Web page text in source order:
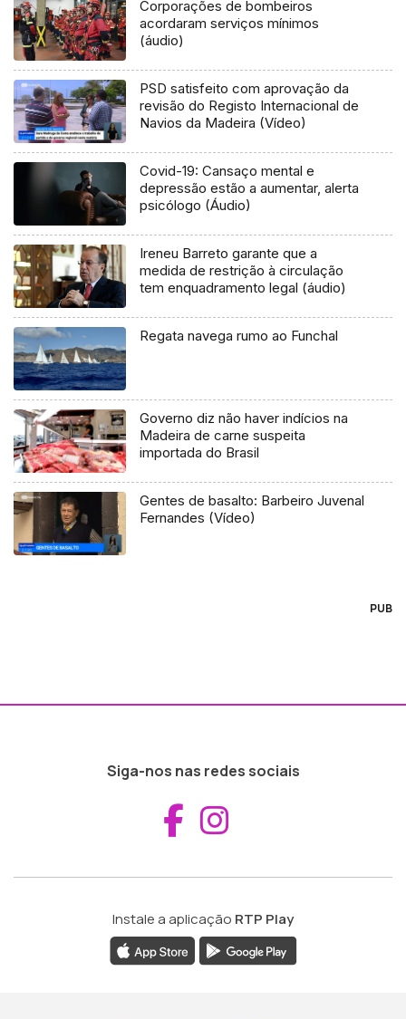
Corporações de bombeiros
acordaram serviços mínimos
(áudio)
PSD satisfeito com aprovação da
revisão do Registo Internacional de
Navios da Madeira (Vídeo)
Covid-19: Cansaço mental e
depressão estão a aumentar, alerta
psicólogo (Áudio)
Ireneu Barreto garante que a
medida de restrição à circulação
tem enquadramento legal (áudio)
Regata navega rumo ao Funchal
Governo diz não haver indícios na
Madeira de carne suspeita
importada do Brasil
Gentes de basalto: Barbeiro Juvenal
Fernandes (Vídeo)
PUB
Siga-nos nas redes sociais
Aceder ao
Instale a aplicação RTP Play